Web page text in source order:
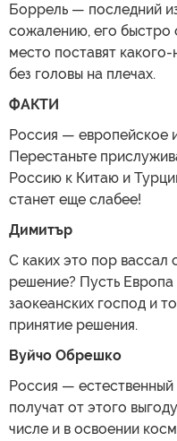
Боррель — последний
сожалению, его быстро
место поставят какого-
без головы на плечах.
ФАКТИ
Россия — европейское
Перестаньте
Россию к Китаю и
станет еще слабее!
Димитър
С каких это пор вассал
решение? Пусть
заокеанских господ и
принятие решения.
Вуйчо Обрешко
Россия —
получат от этого
числе и в освоении